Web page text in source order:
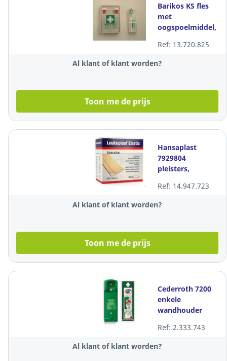
Barikos KS fles
met
oogspoelmiddel,
Ref: 13.720.825
Al klant of klant worden?
Toon me de prijs
Hansaplast
7929804
pleisters,
B 6 cm , per rol
Ref: 14.947.723
Al klant of klant worden?
Toon me de prijs
Cederroth 7200
enkele
wandhouder
oogspoelfles
Ref: 2.333.743
Al klant of klant worden?